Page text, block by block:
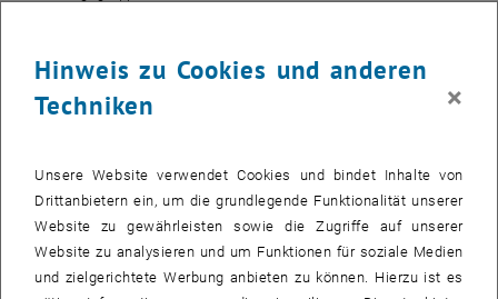
Unser Ziel ist es, die TU Wien global zu positionieren, den
Austausch von Wissen und Talenten zu fördern und neue Impulse
International Welcome and Engagement Center
(IWEC)
Hinweis zu Cookies und anderen
Techniken
×
Unsere Website verwendet Cookies und bindet Inhalte von
Drittanbietern ein, um die grundlegende Funktionalität unserer
Website zu gewährleisten sowie die Zugriffe auf unserer
Website zu analysieren und um Funktionen für soziale Medien
und zielgerichtete Werbung anbieten zu können. Hierzu ist es